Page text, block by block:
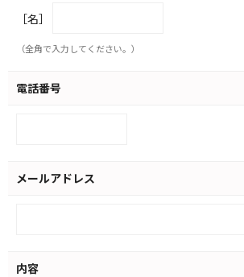
［名］
（全角で入力してください。）
電話番号
メールアドレス
内容